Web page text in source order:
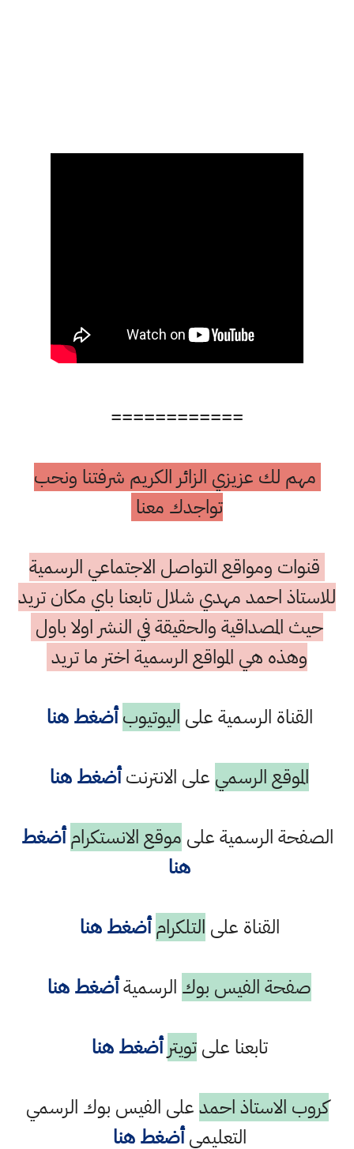
============
لك عزيزي الزائر الكريم شرفتنا ونحب
تواجدك معنا
ومواقع التواصل الاجتماعي الرسمية
احمد مهدي شلال تابعنا باي مكان تريد
المصداقية والحقيقة في النشر اولا باول
هي المواقع الرسمية اختر ما تريد
الرسمية علىاليوتيوبأضغط هنا
الرسميعلى الانترنتأضغط هنا
الرسمية علىموقع الانستكرامأضغط
القناة علىالتلكرامأضغط هنا
الفيس بوكالرسميةأضغط هنا
تابعنا علىتويترأضغط هنا
الاستاذ احمدعلى الفيس بوك الرسمي
التعليميأضغط هنا